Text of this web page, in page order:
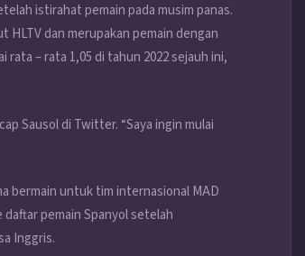
istirahat pemain pada musim panas.
dan merupakan pemain dengan
– rata 1,05 di tahun 2022 sejauh ini,
Sausol di Twitter. “Saya ingin mulai
bermain untuk tim internasional MAD
pemain Spanyol setelah
Inggris.